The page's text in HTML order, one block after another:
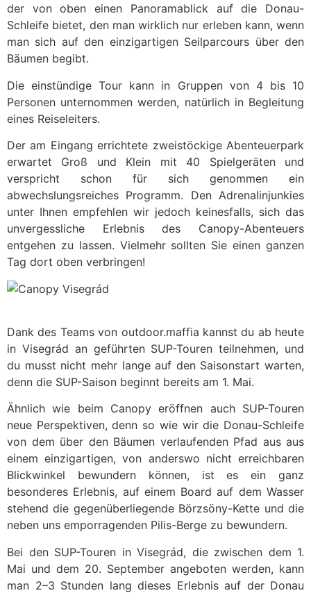
der von oben einen Panoramablick auf die Donau-
Schleife bietet, den man wirklich nur erleben kann, wenn
man sich auf den einzigartigen Seilparcours über den
Bäumen begibt.
Die einstündige Tour kann in Gruppen von 4 bis 10
Personen unternommen werden, natürlich in Begleitung
eines Reiseleiters.
Der am Eingang errichtete zweistöckige Abenteuerpark
erwartet Groß und Klein mit 40 Spielgeräten und
verspricht schon für sich genommen ein
abwechslungsreiches Programm. Den Adrenalinjunkies
unter Ihnen empfehlen wir jedoch keinesfalls, sich das
unvergessliche Erlebnis des Canopy-Abenteuers
entgehen zu lassen. Vielmehr sollten Sie einen ganzen
Tag dort oben verbringen!
Dank des Teams von outdoor.maffia kannst du ab heute
in Visegrád an geführten SUP-Touren teilnehmen, und
du musst nicht mehr lange auf den Saisonstart warten,
denn die SUP-Saison beginnt bereits am 1. Mai.
Ähnlich wie beim Canopy eröffnen auch SUP-Touren
neue Perspektiven, denn so wie wir die Donau-Schleife
von dem über den Bäumen verlaufenden Pfad aus aus
einem einzigartigen, von anderswo nicht erreichbaren
Blickwinkel bewundern können, ist es ein ganz
besonderes Erlebnis, auf einem Board auf dem Wasser
stehend die gegenüberliegende Börzsöny-Kette und die
neben uns emporragenden Pilis-Berge zu bewundern.
Bei den SUP-Touren in Visegrád, die zwischen dem 1.
Mai und dem 20. September angeboten werden, kann
man 2–3 Stunden lang dieses Erlebnis auf der Donau